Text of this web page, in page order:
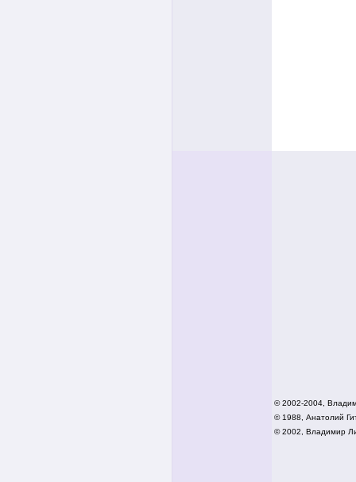
© 2002-2004,
© 1988, Анатолий
© 2002, Владимир